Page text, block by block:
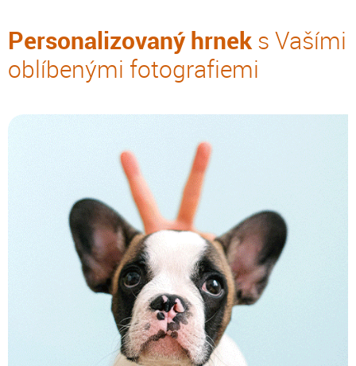
Personalizovaný hrneks Vašími
oblíbenými fotografiemi